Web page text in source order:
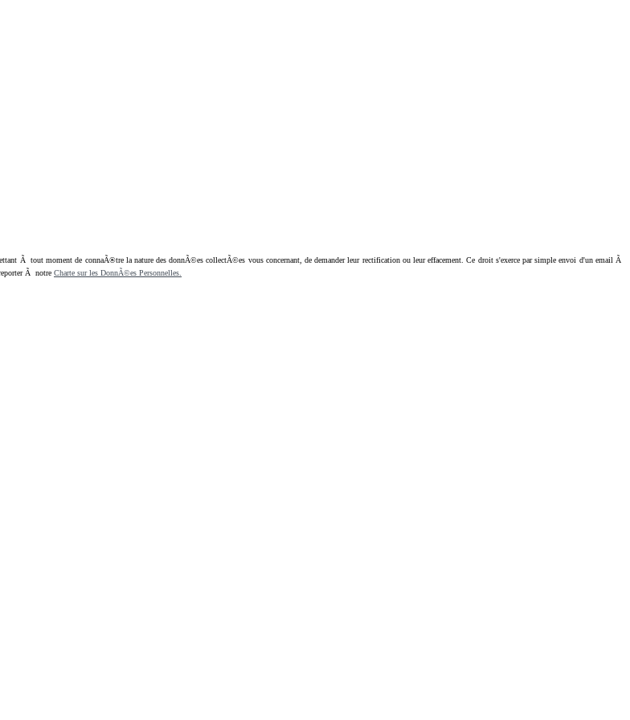
Ã tout moment de connaÃ®tre la nature des donnÃ©es collectÃ©es vous concernant, de demander leur rectification ou leur effacement. Ce droit s'exerce par simple envoi d'un email Ã
Ã notre Charte sur les DonnÃ©es Personnelles.